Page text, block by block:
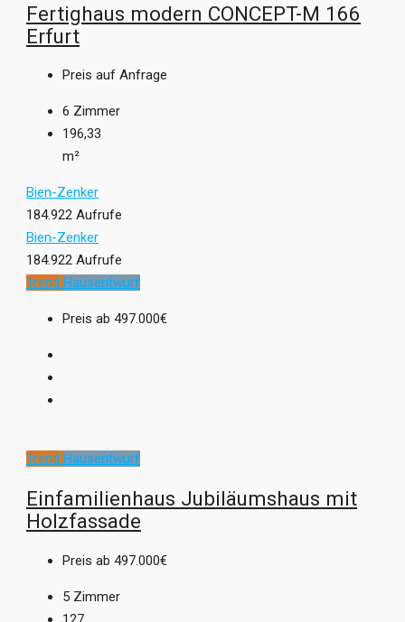
Fertighaus modern CONCEPT-M 166
Erfurt
Preis auf Anfrage
6 Zimmer
196,33
m²
Bien-Zenker
184.922 Aufrufe
Bien-Zenker
184.922 Aufrufe
Trend Hausentwurf
Preis ab 497.000€
Trend Hausentwurf
Einfamilienhaus Jubiläumshaus mit
Holzfassade
Preis ab 497.000€
5 Zimmer